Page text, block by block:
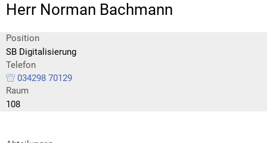
Herr Norman Bachmann
Position
SB Digitalisierung
Telefon
034298 70129
Raum
108